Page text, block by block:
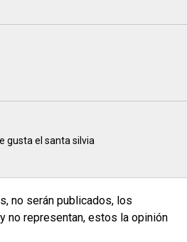
gusta el santa silvia
no serán publicados, los
no representan, estos la opinión